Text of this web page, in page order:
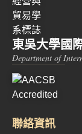
東吳大學國
Department of
聯絡資訊